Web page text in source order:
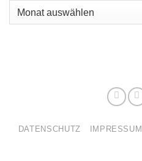
Archiv
DATENSCHUTZ IMPRESSUM